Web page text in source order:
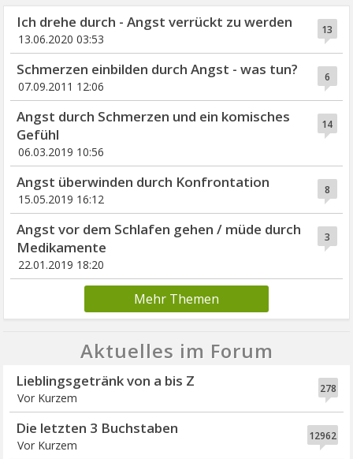
13
Ich drehe durch - Angst verrückt zu werden
13.06.2020 03:53
6
Schmerzen einbilden durch Angst - was tun?
07.09.2011 12:06
14
Angst durch Schmerzen und ein komisches
Gefühl
06.03.2019 10:56
8
Angst überwinden durch Konfrontation
15.05.2019 16:12
3
Angst vor dem Schlafen gehen / müde durch
Medikamente
22.01.2019 18:20
Mehr Themen
Aktuelles im Forum
278
Lieblingsgetränk von a bis Z
Vor Kurzem
12962
Die letzten 3 Buchstaben
Vor Kurzem